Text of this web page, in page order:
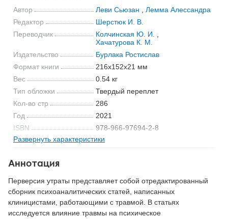
Автор Леви Сьюзан
Лемма Алессандра
Редактор
Шерстюк И. В.
Переводчик
Колчинская Ю. И.
Хачатурова К. М.
Издательство
Бурлака Ростислав
Формат книги
216x152x21 мм
Вес
0.54 кг
Тип обложки
Твердый переплет
Кол-во стр
286
Год
2021
ISBN
978-966-97694-2-8
Код
28321
Развернуть характеристики
Аннотация
Перверсия утраты представляет собой отредактированный
сборник психоаналитических статей, написанных
клиницистами, работающими с травмой. В статьях
исследуется влияние травмы на психическое